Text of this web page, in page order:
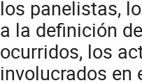
los panelistas,
a la definición
ocurridos, los
involucrados en